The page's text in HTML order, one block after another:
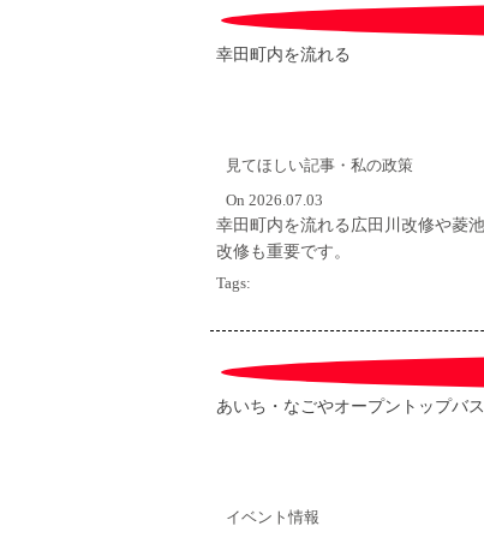
幸田町内を流れる
見てほしい記事・私の政策
On 2026.07.03
幸田町内を流れる広田川改修や菱
改修も重要です。
Tags:
あいち・なごやオープントップバス
イベント情報